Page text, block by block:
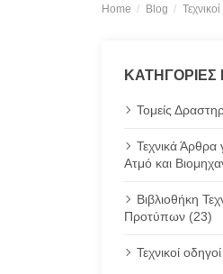
Home Blog
ΚΑΤΗΓΟΡΊΕΣ
Τομείς
Τεχνικά Άρθρα
Ατμό και
Βιβλιοθήκη
Προτύπων (23)
Τεχνικοί